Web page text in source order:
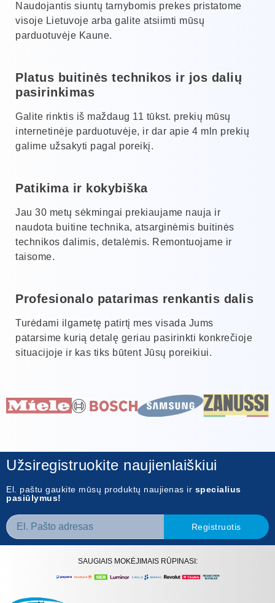
Naudojantis siuntų tarnybomis prekes pristatome
visoje Lietuvoje arba galite atsiimti mūsų
parduotuvėje Kaune.
Platus buitinės technikos ir jos dalių
pasirinkimas
Galite rinktis iš maždaug 11 tūkst. prekių mūsų
internetinėje parduotuvėje, ir dar apie 4 mln prekių
galime užsakyti pagal poreikį.
Patikima ir kokybiška
Jau 30 metų sėkmingai prekiaujame nauja ir
naudota buitine technika, atsarginėmis buitinės
technikos dalimis, detalėmis. Remontuojame ir
taisome.
Profesionalo patarimas renkantis dalis
Turėdami ilgametę patirtį mes visada Jums
patarsime kurią detalę geriau pasirinkti konkrečioje
situacijoje ir kas tiks būtent Jūsų poreikiui.
Užsiregistruokite naujienlaiškiui
El. paštu gaukite mūsų produktų naujienas ir specialius
pasiūlymus!
Registruotis
SAUGIAIS MOKĖJIMAIS RŪPINASI: